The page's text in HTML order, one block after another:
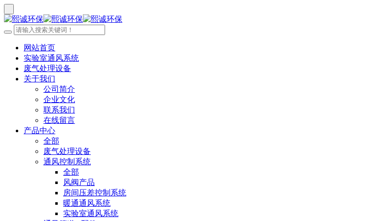
网站首页
实验室通风系统
废气处理设备
关于我们
公司简介
企业文化
联系我们
在线留言
产品中心
全部
废气处理设备
通风控制系统
全部
风阀产品
房间压差控制系统
暖通通风系统
实验室通风系统